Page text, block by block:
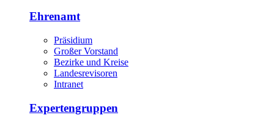
Ehrenamt
Präsidium
Großer Vorstand
Bezirke und Kreise
Landesrevisoren
Intranet
Expertengruppen